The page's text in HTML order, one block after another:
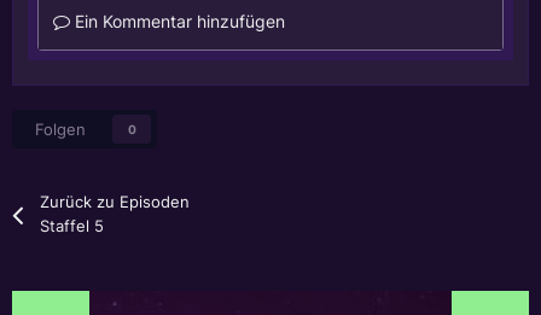
Ein Kommentar hinzufügen
Folgen 0
Zurück zu Episoden
Staffel 5